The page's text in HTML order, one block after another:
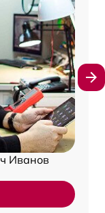
Иванов